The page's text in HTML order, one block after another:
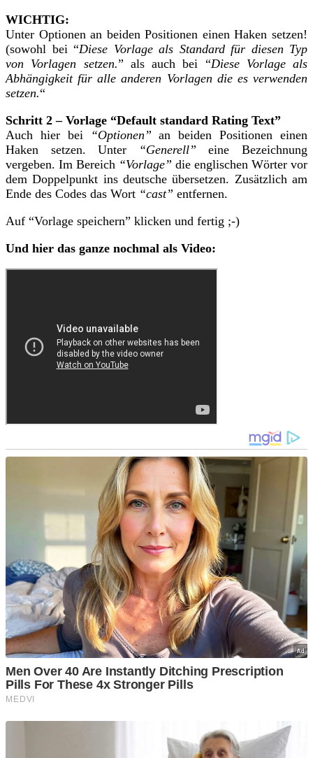
WICHTIG:
Unter Optionen an beiden Positionen einen Haken setzen!
(sowohl bei “Diese Vorlage als Standard für diesen Typ
von Vorlagen setzen.” als auch bei “Diese Vorlage als
Abhängigkeit für alle anderen Vorlagen die es verwenden
setzen.“
Schritt 2 – Vorlage “Default standard Rating Text”
Auch hier bei
“Optionen” an beiden Positionen einen
Haken setzen. Unter
“Generell” eine Bezeichnung
vergeben. Im Bereich “Vorlage” die englischen Wörter vor
dem Doppelpunkt ins deutsche übersetzen. Zusätzlich am
Ende des Codes das Wort “cast” entfernen.
Auf “Vorlage speichern” klicken und fertig ;-)
Und hier das ganze nochmal als Video: